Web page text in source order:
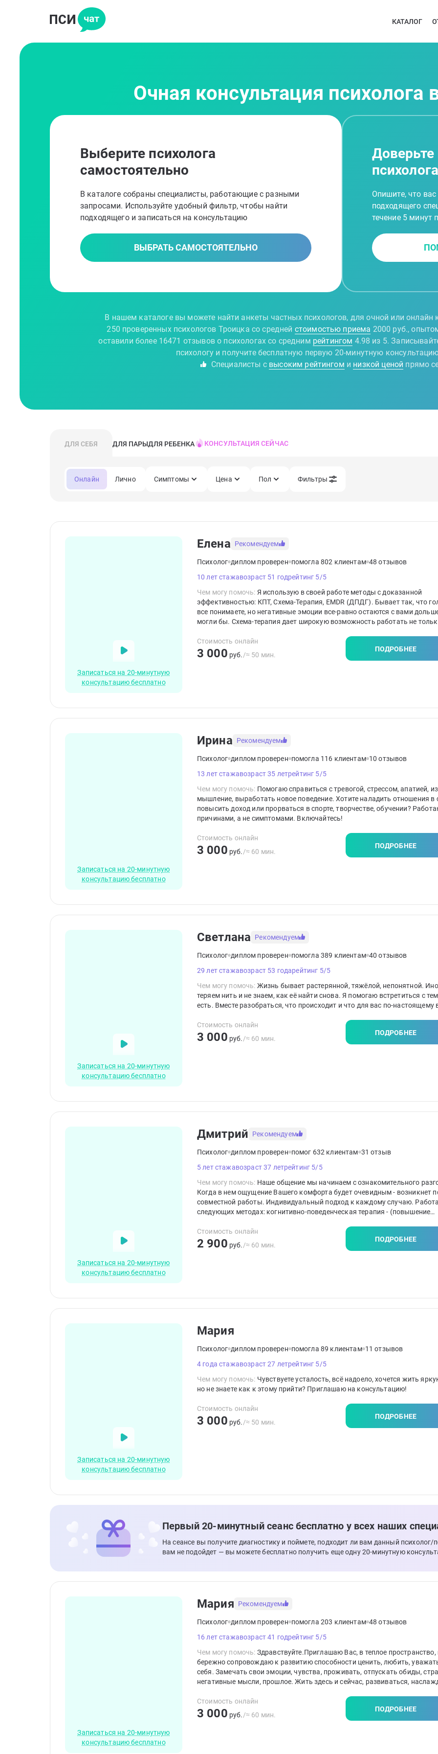
КАТАЛОГ
Очная консультация психолога
Выберите психолога
самостоятельно
В каталоге собраны специалисты, работающие с разными
запросами. Используйте удобный фильтр, чтобы найти
подходящего и записаться на консультацию
ВЫБРАТЬ САМОСТОЯТЕЛЬНО
Опишите, что
подходящего
течение 5 минут
В нашем каталоге вы можете найти анкеты частных психологов, для очной или онлайн
250 проверенных психологов Троицка со средней стоимостью приема 2000 руб.,
оставили более 16471 отзывов о психологах со средним рейтингом 4.98 из 5.
психологу и получите бесплатную первую 20-минутную
Специалисты с высоким рейтингом и низкой ценой прямо
ДЛЯ СЕБЯ ДЛЯ ПАРЫДЛЯ РЕБЕНКА КОНСУЛЬТАЦИЯ СЕЙЧАС
Онлайн Лично Симптомы Цена Пол Фильтры
Записаться на 20-минутную
консультацию бесплатно
Елена Рекомендуем
Психолог диплом проверен помогла 802 клиентам 48 отзывов
10 лет стажавозраст 51 годрейтинг 5/5
Чем могу помочь: Я использую в своей работе методы с доказанной
эффективностью: КПТ, Схема-Терапия, EMDR (ДПДГ). Бывает так, что
все понимаете, но негативные эмоции все-равно остаются с вами
могли бы. Схема-терапия дает широкую возможность работать не
основным. По необходимости подключаю инструменты из других
Стоимость онлайн
3 000 руб./≈ 50 мин.
ПОДРОБНЕЕ
Записаться на 20-минутную
консультацию бесплатно
Ирина Рекомендуем
Психолог диплом проверен помогла 116 клиентам 10 отзывов
13 лет стажавозраст 35 летрейтинг 5/5
Чем могу помочь: Помогаю справиться с тревогой, стрессом, апатией,
мышление, выработать новое поведение. Хотите наладить отношения в
повысить доход или прорваться в спорте, творчестве, обучении?
причинами, а не симптомами. Включайтесь!
Стоимость онлайн
3 000 руб./≈ 60 мин.
ПОДРОБНЕЕ
Записаться на 20-минутную
консультацию бесплатно
Светлана Рекомендуем
Психолог диплом проверен помогла 389 клиентам 40 отзывов
29 лет стажавозраст 53 годарейтинг 5/5
Чем могу помочь: Жизнь бывает растерянной, тяжёлой, непонятной.
теряем нить и не знаем, как её найти снова. Я помогаю встретиться с
есть. Вместе разобраться, что происходит и что для вас по-настоящему
Стоимость онлайн
3 000 руб./≈ 60 мин.
ПОДРОБНЕЕ
Записаться на 20-минутную
консультацию бесплатно
Дмитрий Рекомендуем
Психолог диплом проверен помог 632 клиентам 31 отзыв
5 лет стажавозраст 37 летрейтинг 5/5
Чем могу помочь: Наше общение мы начинаем с ознакомительного
Когда в нем ощущение Вашего комфорта будет очевидным - возникнет
совместной работы. Индивидуальный подход к каждому случаю.
следующих методах: когнитивно-поведенческая терапия - (повышение
терапия, коучинг. Работа всегда с учётом особенностей клиента.
принципу: "Прежде всего - не навреди".
Стоимость онлайн
2 900 руб./≈ 60 мин.
ПОДРОБНЕЕ
Записаться на 20-минутную
консультацию бесплатно
Мария
Психолог диплом проверен помогла 89 клиентам 11 отзывов
4 года стажавозраст 27 летрейтинг 5/5
Чем могу помочь: Чувствуете усталость, всё надоело, хочется жить
но не знаете как к этому прийти? Приглашаю на консультацию!
Стоимость онлайн
3 000 руб./≈ 50 мин.
ПОДРОБНЕЕ
Первый 20-минутный сеанс бесплатно у всех наших
На сеансе вы получите диагностику и поймете, подходит ли вам данный
вам не подойдет — вы можете бесплатно получить еще одну 20-минутную
Записаться на 20-минутную
консультацию бесплатно
Мария Рекомендуем
Психолог диплом проверен помогла 203 клиентам 48 отзывов
16 лет стажавозраст 41 годрейтинг 5/5
Чем могу помочь: Здравствуйте.Приглашаю Вас, в теплое пространство,
бережно сопровождаю к развитию способности ценить, любить,
себя. Замечать свои эмоции, чувства, проживать, отпускать обиды,
негативные мысли, прошлое. Жить здесь и сейчас, развиваться,
трансформировать свое мышление с принятием ответственности за
Стоимость онлайн
3 000 руб./≈ 60 мин.
ПОДРОБНЕЕ